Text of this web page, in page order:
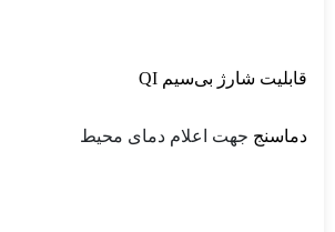
قابلیت شارژ بی‌سیم QI
دماسنج جهت اعلام دمای محیط